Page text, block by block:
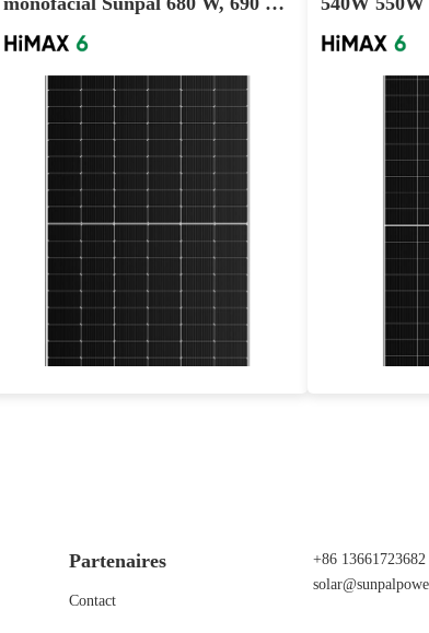
projet
675-700W
Warrabty : 25 ans de garantie Garantie
Partenaires
Contact
+86 13661723682